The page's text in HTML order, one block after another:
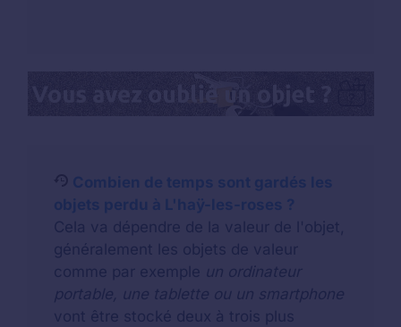
Combien de temps sont gardés les
objets perdu à L'haÿ-les-roses ?
Cela va dépendre de la valeur de l'objet,
généralement les objets de valeur
comme par exemple un ordinateur
portable, une tablette ou un smartphone
vont être stocké deux à trois plus